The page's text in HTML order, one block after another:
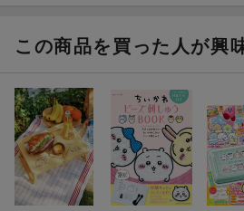
この商品を買った人が興